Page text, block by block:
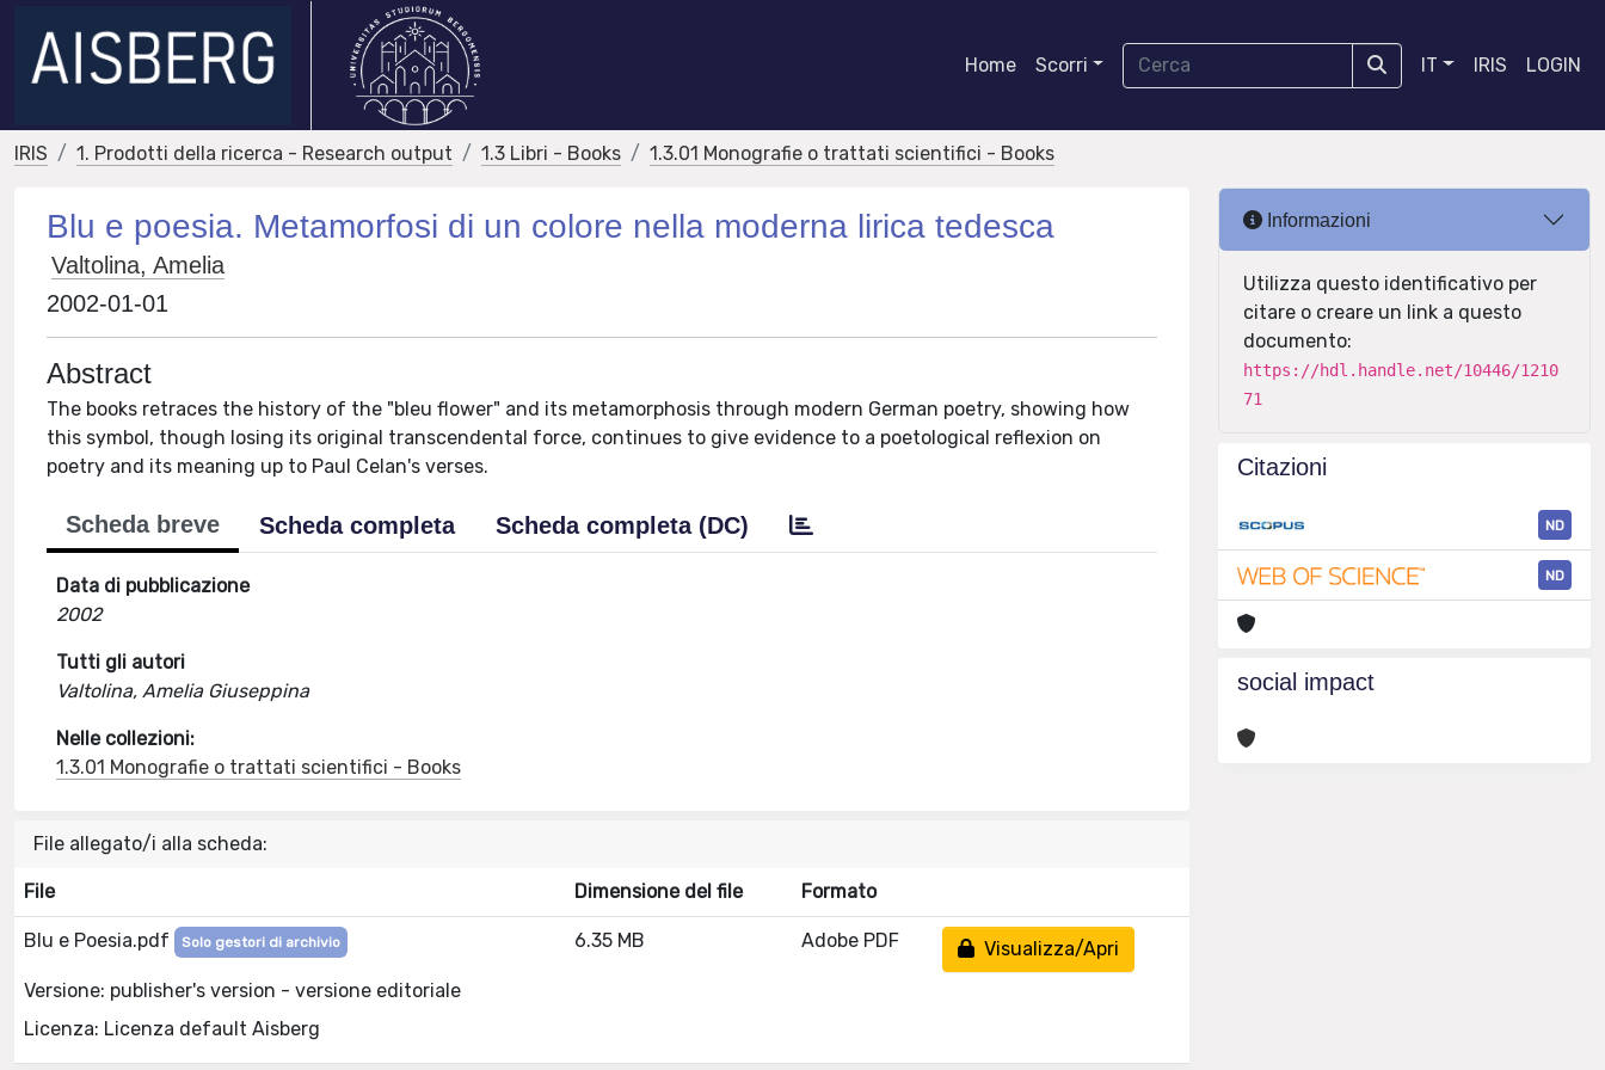
Home Scorri IT IRIS LOGIN
IRIS 1. Prodotti della ricerca - Research output 1.3 Libri - Books 1.3.01 Monografie o trattati scientifici - Books
Blu e poesia. Metamorfosi di un colore nella moderna lirica tedesca
Valtolina, Amelia
2002-01-01
Abstract
The books retraces the history of the "bleu flower" and its metamorphosis through modern German poetry, showing how
this symbol, though losing its original transcendental force, continues to give evidence to a poetological reflexion on
poetry and its meaning up to Paul Celan's verses.
Scheda breve Scheda completa Scheda completa (DC)
Data di pubblicazione
2002
Tutti gli autori
Valtolina, Amelia Giuseppina
Nelle collezioni:
1.3.01 Monografie o trattati scientifici - Books
File allegato/i alla scheda:
File Dimensione del file Formato
Blu e Poesia.pdf Solo gestori di archivio
Versione: publisher's version - versione editoriale
Licenza: Licenza default Aisberg
6.35 MB Adobe PDF Visualizza/Apri
Informazioni
Utilizza questo identificativo per
citare o creare un link a questo
documento:
https://hdl.handle.net/10446/1210
71
Citazioni
ND
ND
social impact